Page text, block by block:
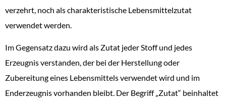
verzehrt, noch als charakteristische Lebensmittelzutat
verwendet werden.
Im Gegensatz dazu wird als Zutat jeder Stoff und jedes
Erzeugnis verstanden, der bei der Herstellung oder
Zubereitung eines Lebensmittels verwendet wird und im
Enderzeugnis vorhanden bleibt. Der Begriff „Zutat“ beinhaltet